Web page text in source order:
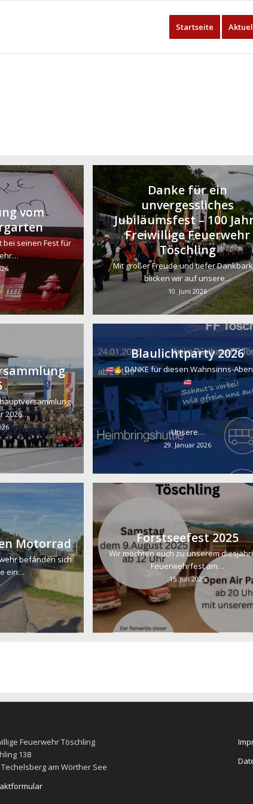
Startseite
vom
seinen Fest für
Danke für ein
unvergessliches
Jubiläumsfest – 100
Freiwillige Feuerwehr
Töschling
Mit großer Freude und tiefer
blicken wir auf unsere…
10. Juni 2026
2026…
Blaulichtparty 2026
DANKE für diesen Wahnsinns-
Unsere…
29. Januar 2026
Motorrad
befanden sich
ein…
Forstseefest 2025
Wir möchten euch zu unserem
Feuerwehrfest am…
15. Juli 2025
Feuerwehr Töschling
138
Techelsberg am Wörther See